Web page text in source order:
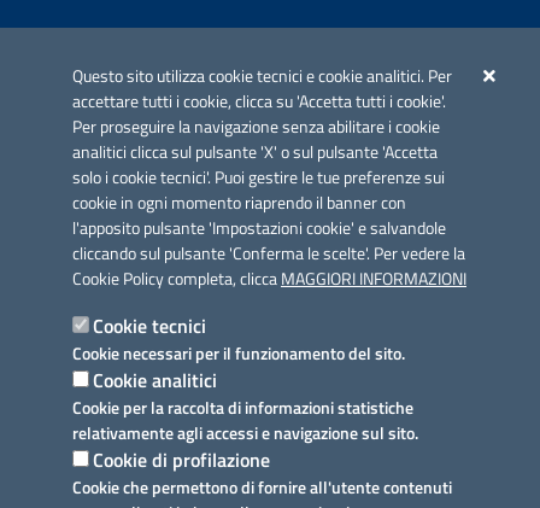
Questo sito utilizza cookie tecnici e cookie analitici. Per
accettare tutti i cookie, clicca su 'Accetta tutti i cookie'.
Per proseguire la navigazione senza abilitare i cookie
analitici clicca sul pulsante 'X' o sul pulsante 'Accetta
solo i cookie tecnici'. Puoi gestire le tue preferenze sui
cookie in ogni momento riaprendo il banner con
l'apposito pulsante 'Impostazioni cookie' e salvandole
cliccando sul pulsante 'Conferma le scelte'. Per vedere la
Cookie Policy completa, cliccaMAGGIORI INFORMAZIONI
Cookie tecnici
Cookie necessari per il funzionamento del sito.
Cookie analitici
Cookie per la raccolta di informazioni statistiche
relativamente agli accessi e navigazione sul sito.
Cookie di profilazione
Cookie che permettono di fornire all'utente contenuti
Azione 2.3.
Link utili
Informativa privacy
Dichiarazione di accessibilità
Note legali
Domande frequenti
Richiesta assistenza